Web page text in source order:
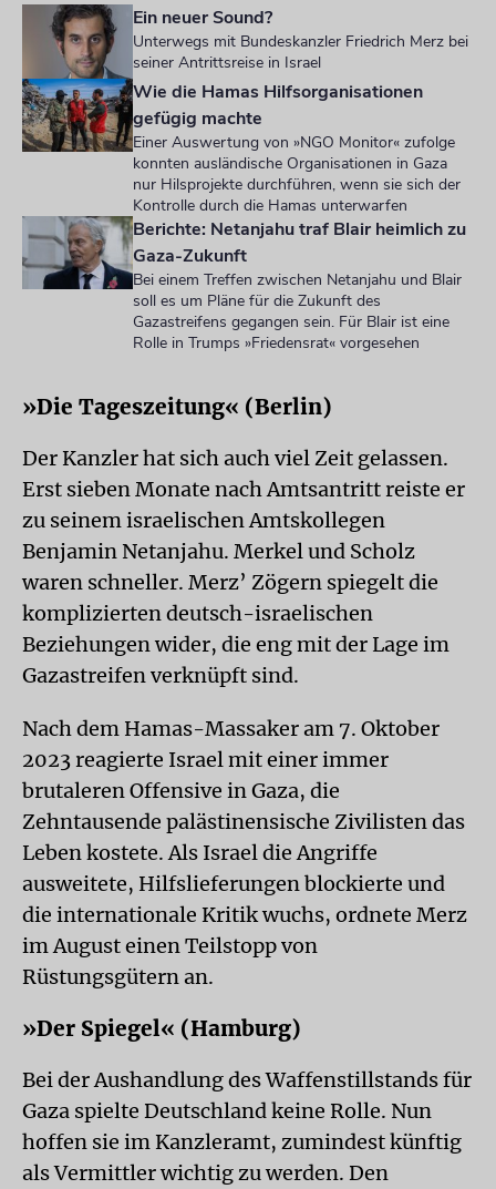
Ein neuer Sound?
Unterwegs mit Bundeskanzler Friedrich Merz bei
seiner Antrittsreise in Israel
Wie die Hamas Hilfsorganisationen
gefügig machte
Einer Auswertung von »NGO Monitor« zufolge
konnten ausländische Organisationen in Gaza
nur Hilsprojekte durchführen, wenn sie sich der
Kontrolle durch die Hamas unterwarfen
Berichte: Netanjahu traf Blair heimlich zu
Gaza-Zukunft
Bei einem Treffen zwischen Netanjahu und Blair
soll es um Pläne für die Zukunft des
Gazastreifens gegangen sein. Für Blair ist eine
Rolle in Trumps »Friedensrat« vorgesehen
»Die Tageszeitung« (Berlin)
Der Kanzler hat sich auch viel Zeit gelassen.
Erst sieben Monate nach Amtsantritt reiste er
zu seinem israelischen Amtskollegen
Benjamin Netanjahu. Merkel und Scholz
waren schneller. Merz’ Zögern spiegelt die
komplizierten deutsch-israelischen
Beziehungen wider, die eng mit der Lage im
Gazastreifen verknüpft sind.
Nach dem Hamas-Massaker am 7. Oktober
2023 reagierte Israel mit einer immer
brutaleren Offensive in Gaza, die
Zehntausende palästinensische Zivilisten das
Leben kostete. Als Israel die Angriffe
ausweitete, Hilfslieferungen blockierte und
die internationale Kritik wuchs, ordnete Merz
im August einen Teilstopp von
Rüstungsgütern an.
»Der Spiegel« (Hamburg)
Bei der Aushandlung des Waffenstillstands für
Gaza spielte Deutschland keine Rolle. Nun
hoffen sie im Kanzleramt, zumindest künftig
als Vermittler wichtig zu werden. Den